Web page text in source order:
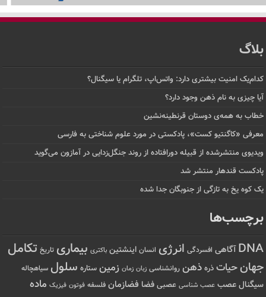
بلاگ
کدام‌یک امنیت بیشتری دارد: واتس‌اپ، تلگرام یا سیگنال؟
آیا چیزی به نام ذهن وجود دارد؟
خطاب به همه‌ی دوستان قرنطینه‌نشین
معرفی «کاگنتیو کست»، پادکستی در مورد علوم شناختی به فارسی
ویدیوی منتشرشده از قبیله دورافتاده‌ از روند جنگل‌زدایی در آمازون می‌گوید
پادکست قندهار منتشر شد
یک کوه یخ به تازگی از جنوبگان جدا شده
برچسب‌ها
DNA آگاهی افسردگی انرژی انسان اینشتین باکتری بیماری تاریخ تکامل
جهانحیات ذره ذهن روانشناسی زبان زمان زمین ستاره سلول سیاهچاله
سیگنال عصب عصب شناسی عصبی فضا فضازمان فلسفه فوتون فیزیک ماده